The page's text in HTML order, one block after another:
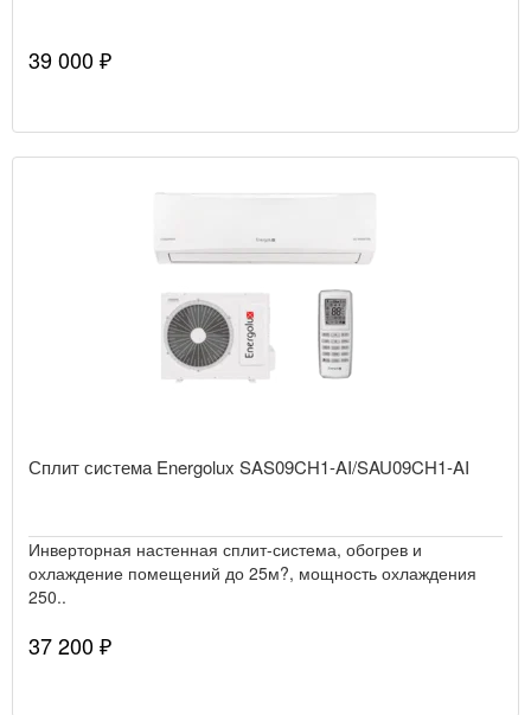
39 000 ₽
Сплит система Energolux SAS09CH1-AI/SAU09CH1-AI
Инверторная настенная сплит-система, обогрев и
охлаждение помещений до 25м?, мощность охлаждения
250..
37 200 ₽